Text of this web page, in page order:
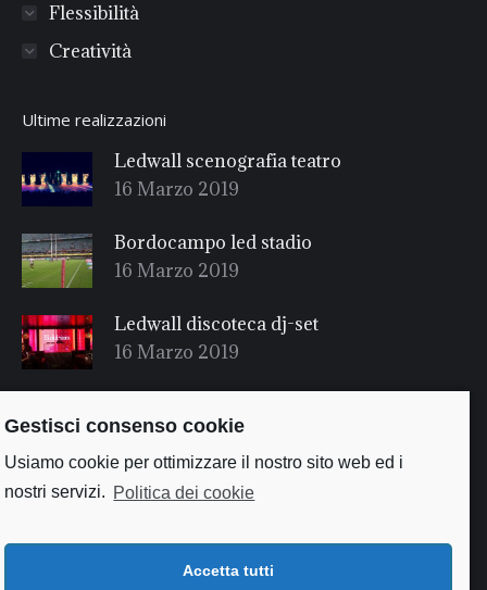
Gestisci consenso cookie
Usiamo cookie per ottimizzare il nostro sito web ed i
nostri servizi. Politica dei cookie
Accetta tutti
Flessibilità
Creatività
Ultime realizzazioni
Ledwall scenografia teatro
16 Marzo 2019
Bordocampo led stadio
16 Marzo 2019
Ledwall discoteca dj-set
16 Marzo 2019